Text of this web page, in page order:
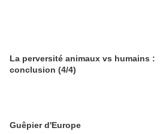
La perversité animaux vs humains :
conclusion (4/4)
Guêpier d'Europe